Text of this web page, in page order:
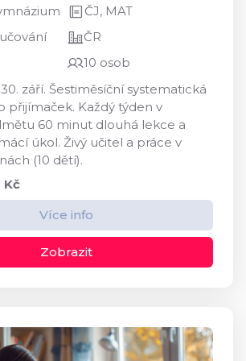
ČJ, MAT
ČR
10 osob
září. Šestiměsíční systematická
přijímaček. Každý týden v
60 minut dlouhá lekce a
úkol. Živý učitel a práce v
(10 dětí).
Kč
Více info
Zobrazit